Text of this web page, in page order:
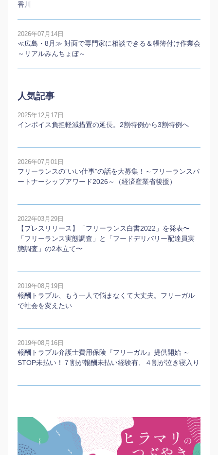
香川
2026年07月14日
≪広島・8月≫ 対面で専門家に相談できる＆帳簿付け作業会
～リアルみんちょぼ～
人気記事
2025年12月17日
インボイス負担軽減措置の延長。2割特例から3割特例へ
2026年07月01日
フリーランスの”いい仕事”の話を大募集！～フリーランスパ
ートナーシップアワード2026～（経済産業省後援）
2022年03月29日
【プレスリリース】「フリーランス白書2022」を発表〜
「フリーランス実態調査」と「フードデリバリー配達員実
態調査」の2本⽴て〜
2019年08月19日
報酬トラブル、もう一人で悩まなくて大丈夫。フリーガル
で社会を変えたい
2019年08月16日
報酬トラブル弁護士費用保険『フリーガル』提供開始 ～
STOP未払い！７割が報酬未払い経験有、４割が泣き寝入り